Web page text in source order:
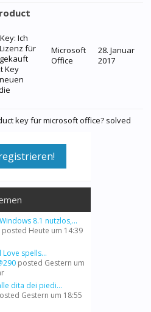
Ich
für
Key
Microsoft
Office
28. Januar
2017
key für microsoft office? solved
8.1 nutzlos,...
posted Heute um 14:39
Love spells...
posted Gestern um
dita dei piedi...
Gestern um 18:55